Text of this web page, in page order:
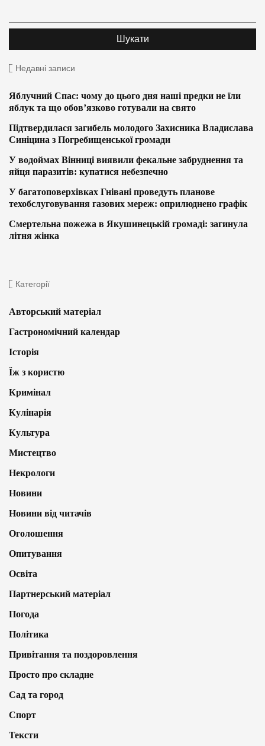
Недавні записи
Яблучний Спас: чому до цього дня наші предки не їли
яблук та що обов’язково готували на свято
Підтвердилася загибель молодого Захисника Владислава
Синіцина з Погребищенської громади
У водоймах Вінниці виявили фекальне забруднення та
яйця паразитів: купатися небезпечно
У багатоповерхівках Гнівані проведуть планове
техобслуговування газових мереж: оприлюднено графік
Смертельна пожежа в Якушинецькій громаді: загинула
літня жінка
Категорії
Авторський матеріал
Гастрономічний календар
Історія
Їж з користю
Кримінал
Кулінарія
Культура
Мистецтво
Некрологи
Новини
Новини від читачів
Оголошення
Опитування
Освіта
Партнерський матеріал
Погода
Політика
Привітання та поздоровлення
Просто про складне
Сад та город
Спорт
Тексти